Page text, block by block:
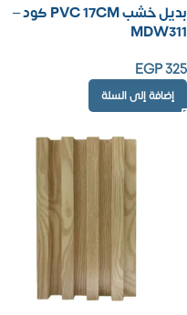
بديل خشب PVC 17CM كود –
MDW311
EGP325
إضافة إلى السلة